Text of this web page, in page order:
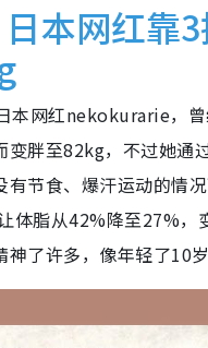
本网红靠
本网红nekokurarie，
变胖至82kg，不过她通
有节食、爆汗运动的情
体脂从42%降至27%，
神了许多，像年轻了10岁